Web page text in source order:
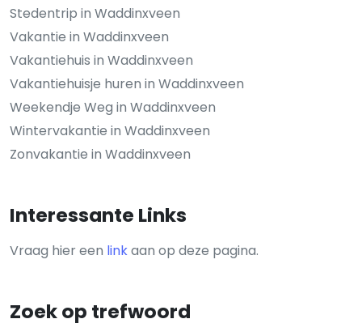
Stedentrip in Waddinxveen
Vakantie in Waddinxveen
Vakantiehuis in Waddinxveen
Vakantiehuisje huren in Waddinxveen
Weekendje Weg in Waddinxveen
Wintervakantie in Waddinxveen
Zonvakantie in Waddinxveen
Interessante Links
Vraag hier een linkaan op deze pagina.
Zoek op trefwoord